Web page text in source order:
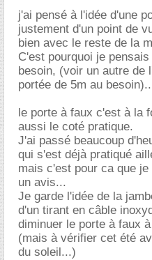
j'ai pensé à l'idée d'une
justement d'un point de
bien avec le reste de la
C'est pourquoi je
besoin, (voir un autre de
portée de 5m au
le porte à faux c'est à la
aussi le coté pratique.
J'ai passé beaucoup
qui s'est déjà pratiqué
mais c'est pour ca que
un avis...
Je garde l'idée de la
d'un tirant en câble
diminuer le porte à faux
(mais à vérifier cet été
du soleil...)